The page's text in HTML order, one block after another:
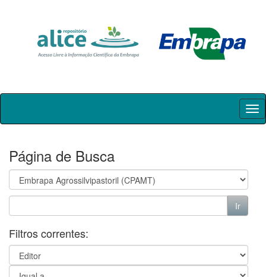
Skip
Página de Busca
Filtros correntes: